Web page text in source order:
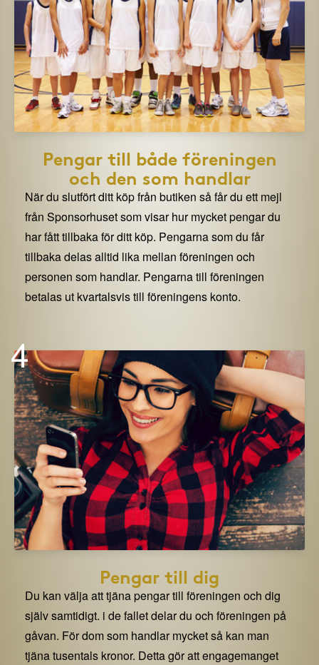
Pengar till både föreningen
och den som handlar
När du slutfört ditt köp från butiken så får du ett mejl
från Sponsorhuset som visar hur mycket pengar du
har fått tillbaka för ditt köp. Pengarna som du får
tillbaka delas alltid lika mellan föreningen och
personen som handlar. Pengarna till föreningen
betalas ut kvartalsvis till föreningens konto.
4
Pengar till dig
Du kan välja att tjäna pengar till föreningen och dig
själv samtidigt. i de fallet delar du och föreningen på
gåvan. För dom som handlar mycket så kan man
tjäna tusentals kronor. Detta gör att engagemanget